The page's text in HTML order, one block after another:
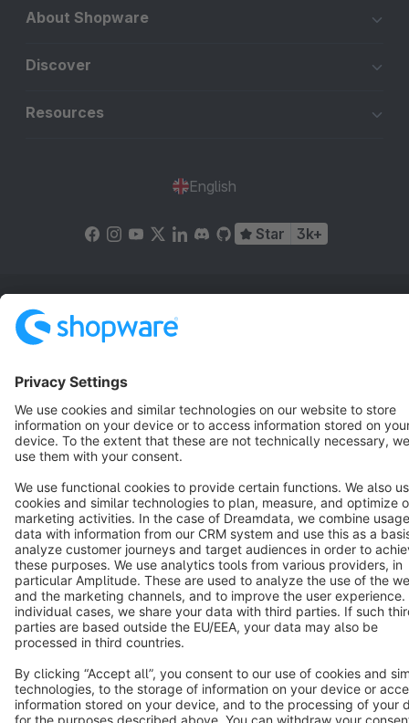
About Shopware
Discover
Resources
English
Star 3k+
Terms & Conditions
Copyright © shopware AG - All rights reserved
Notice: * All prices are quoted net of the statutory value-added tax